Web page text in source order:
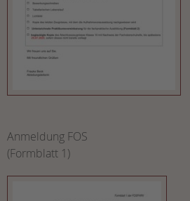
Anmeldung FOS
(Formblatt 1)